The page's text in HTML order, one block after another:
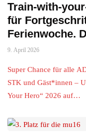
Train-with-
für
Ferienwoche.
9. April 2026
Super Chance für alle
STK und Gäst*innen –
Your Hero“ 2026 auf…